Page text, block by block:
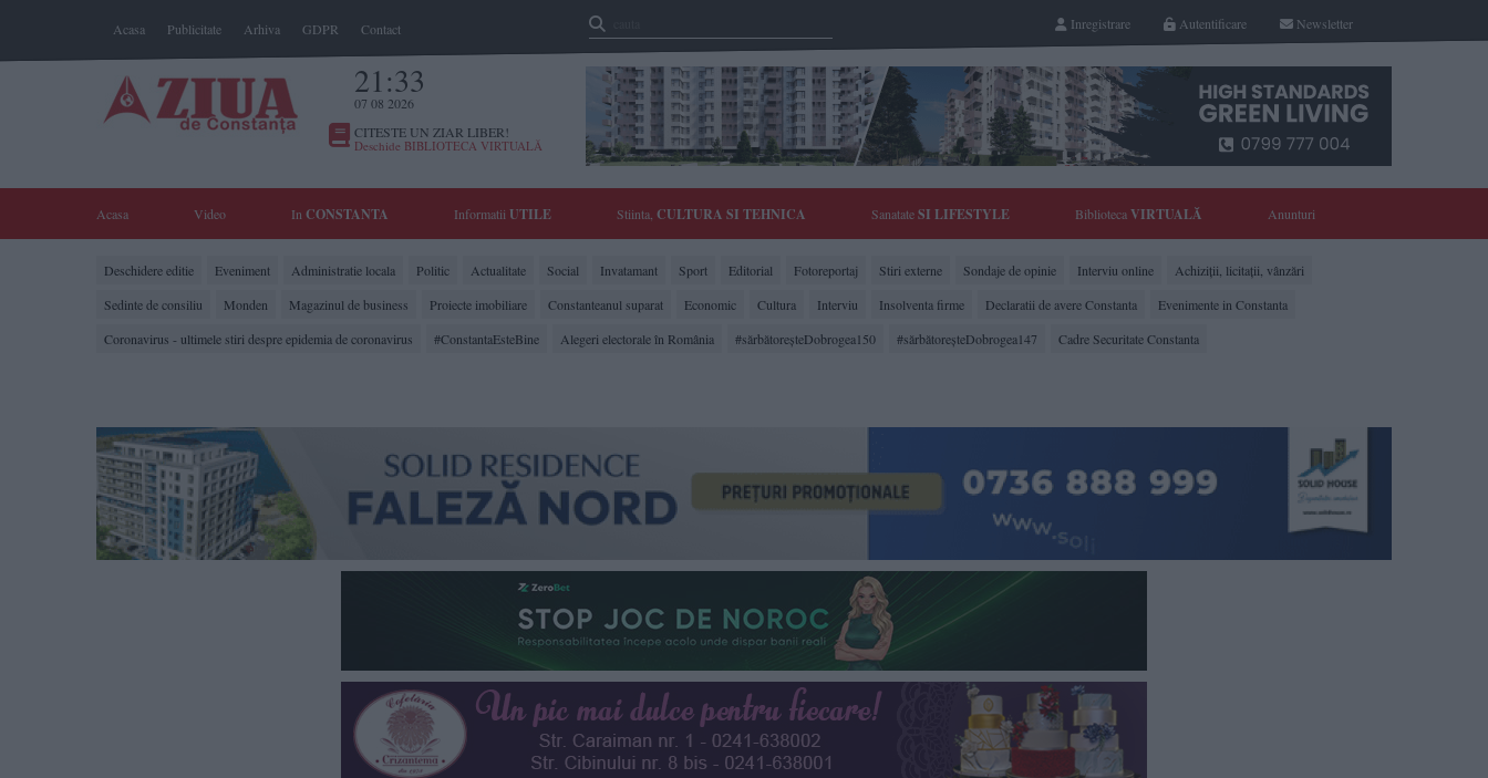
Acasa Publicitate Arhiva GDPR Contact Newsletter
Autentificare
Inregistrare
21:33
07 08 2026
CITESTE UN ZIAR LIBER!
Deschide BIBLIOTECA VIRTUALĂ
Acasa Video In CONSTANTA Informatii UTILE Stiinta, CULTURA SI TEHNICA SanatateSI LIFESTYLE BibliotecaVIRTUALĂ Anunturi
Deschidere editie Eveniment Administratie locala Politic Actualitate Social Invatamant Sport Editorial Fotoreportaj Stiri externe Sondaje de opinie Interviu online
Achiziții, licitații, vânzări
Sedinte de consiliu
Monden Magazinul de business Proiecte imobiliare Constanteanul suparat Economic Cultura Interviu Insolventa firme Declaratii de avere Constanta
Evenimente in Constanta
Coronavirus - ultimele stiri despre epidemia de coronavirus
#ConstantaEsteBine Alegeri electorale în România #sărbătoreşteDobrogea150 #sărbătoreşteDobrogea147 Cadre Securitate Constanta